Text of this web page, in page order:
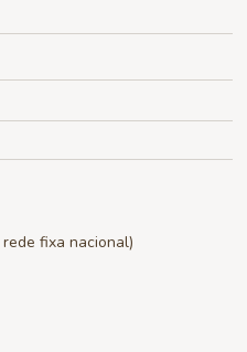
fixa nacional)